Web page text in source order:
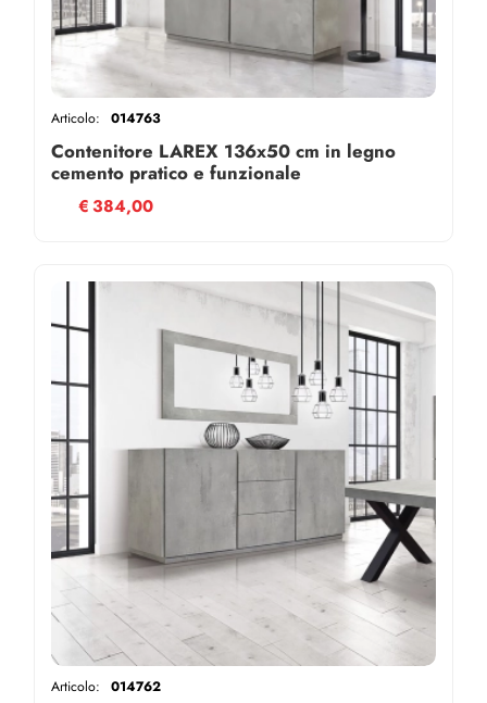
Contenitore LAREX 136x50 cm in legno
cemento pratico e funzionale
Articolo: 014763
€384,00
Articolo: 014762